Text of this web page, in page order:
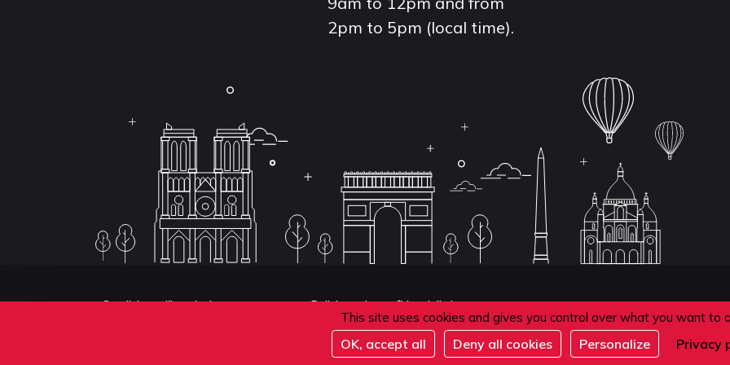
This site uses cookies and gives you control over what you want to
OK, accept all Deny all cookies Personalize Privacy
2pm to 5pm (local time).
Conditions d'inscription aux examens
Politique de confidentialité